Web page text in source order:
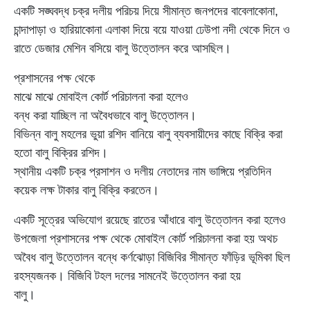
একটি সঙ্ঘবদ্ধ চক্র দলীয় পরিচয় দিয়ে সীমান্ত জনপদের বাবেলাকোনা,
চান্দাপাড়া ও হারিয়াকোনা এলাকা দিয়ে বয়ে যাওয়া ঢেউপা নদী থেকে দিনে ও
রাতে ডেজার মেশিন বসিয়ে বালু উত্তোলন করে আসছিল।
প্রশাসনের পক্ষ থেকে
মাঝে মাঝে মোবাইল কোর্ট পরিচালনা করা হলেও
বন্ধ করা যাচ্ছিল না অবৈধভাবে বালু উত্তোলন।
বিভিন্ন বালু মহলের ভুয়া রশিদ বানিয়ে বালু ব্যবসায়ীদের কাছে বিক্রি করা
হতো বালু বিক্রির রশিদ।
স্থানীয় একটি চক্র প্রসাশন ও দলীয় নেতাদের নাম ভাঙ্গিয়ে প্রতিদিন
কয়েক লক্ষ টাকার বালু বিক্রি করতেন।
একটি সূত্রের অভিযোগ রয়েছে রাতের আঁধারে বালু উত্তোলন করা হলেও
উপজেলা প্রশাসনের পক্ষ থেকে মোবাইল কোর্ট পরিচালনা করা হয় অথচ
অবৈধ বালু উত্তোলন বন্ধে কর্ণঝোড়া বিজিবির সীমান্ত ফাঁড়ির ভূমিকা ছিল
রহস্যজনক। বিজিবি টহল দলের সামনেই উত্তোলন করা হয়
বালু।